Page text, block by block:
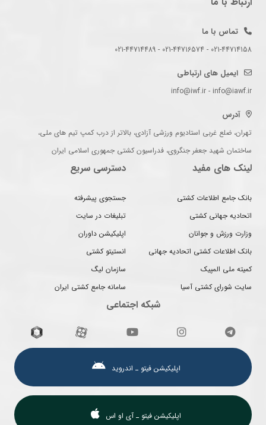
تماس با ما
021-44714158 - 021-44716574 - 021-44714489
ایمیل های ارتباطی
info@iwf.ir - info@iawf.ir
آدرس
تهران، ضلع غربی استادیوم ورزشی آزادی، بالاتر از درب کمپ تیم های ملی،
ساختمان شهید جعفر جنگروی، فدراسیون کشتی جمهوری اسلامی ایران
لینک های مفید
بانک جامع اطلاعات کشتی
اتحادیه جهانی کشتی
وزارت ورزش و جوانان
بانک اطلاعات کشتی اتحادیه جهانی
کمیته ملی المپیک
سایت شورای کشتی آسیا
دسترسی سریع
جستجوی پیشرفته
تبلیغات در سایت
اپلیکیشن داوران
انستیتو کشتی
سازمان لیگ
سامانه جامع کشتی ایران
شبکه اجتماعی
اپلیکیشن فیتو ـ اندروید
اپلیکیشن فیتو ـ آی او اس